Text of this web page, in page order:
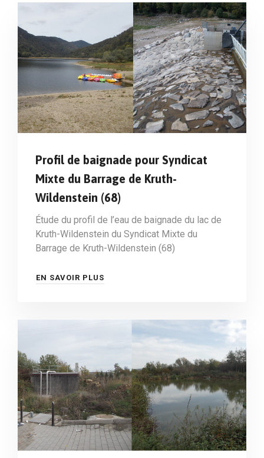
Profil de baignade pour Syndicat
Mixte du Barrage de Kruth-
Wildenstein (68)
Étude du profil de l’eau de baignade du lac de
Kruth-Wildenstein du Syndicat Mixte du
Barrage de Kruth-Wildenstein (68)
EN SAVOIR PLUS